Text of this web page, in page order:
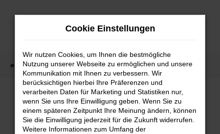
Zum
Startseite Fahrzeugangebote Fahrzeugmarkt
Fahrzeugmarkt
Cookie Einstellungen
Wir nutzen Cookies, um Ihnen die bestmögliche
Nutzung unserer Webseite zu ermöglichen und unsere
Kommunikation mit Ihnen zu verbessern. Wir
berücksichtigen hierbei Ihre Präferenzen und
verarbeiten Daten für Marketing und Statistiken nur,
wenn Sie uns Ihre Einwilligung geben. Wenn Sie zu
einem späteren Zeitpunkt Ihre Meinung ändern, können
Sie die Einwilligung jederzeit für die Zukunft widerrufen.
Weitere Informationen zum Umfang der